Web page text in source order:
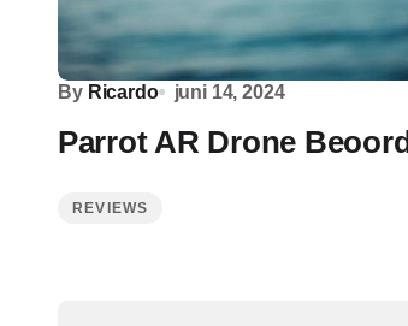
By Ricardo juni 14, 2024
Parrot AR Drone
REVIEWS